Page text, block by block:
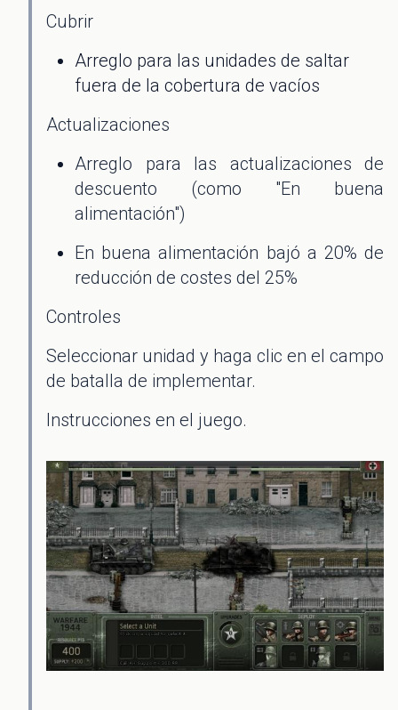
Cubrir
Arreglo para las unidades de saltar
fuera de la cobertura de vacíos
Actualizaciones
Arreglo para las actualizaciones de
descuento (como "En buena
alimentación")
En buena alimentación bajó a 20% de
reducción de costes del 25%
Controles
Seleccionar unidad y haga clic en el campo
de batalla de implementar.
Instrucciones en el juego.